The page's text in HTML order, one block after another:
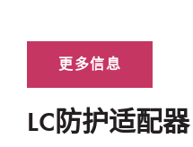
LC防护适配器